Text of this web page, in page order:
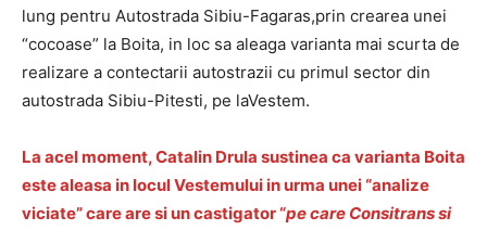
lung pentru Autostrada Sibiu-Fagaras,prin crearea unei
“cocoase” la Boita, in loc sa aleaga varianta mai scurta de
realizare a contectarii autostrazii cu primul sector din
autostrada Sibiu-Pitesti, pe laVestem.
La acel moment, Catalin Drula sustinea ca varianta Boita
este aleasa in locul Vestemului in urma unei “analize
viciate” care are si un castigator “pe care Consitrans si